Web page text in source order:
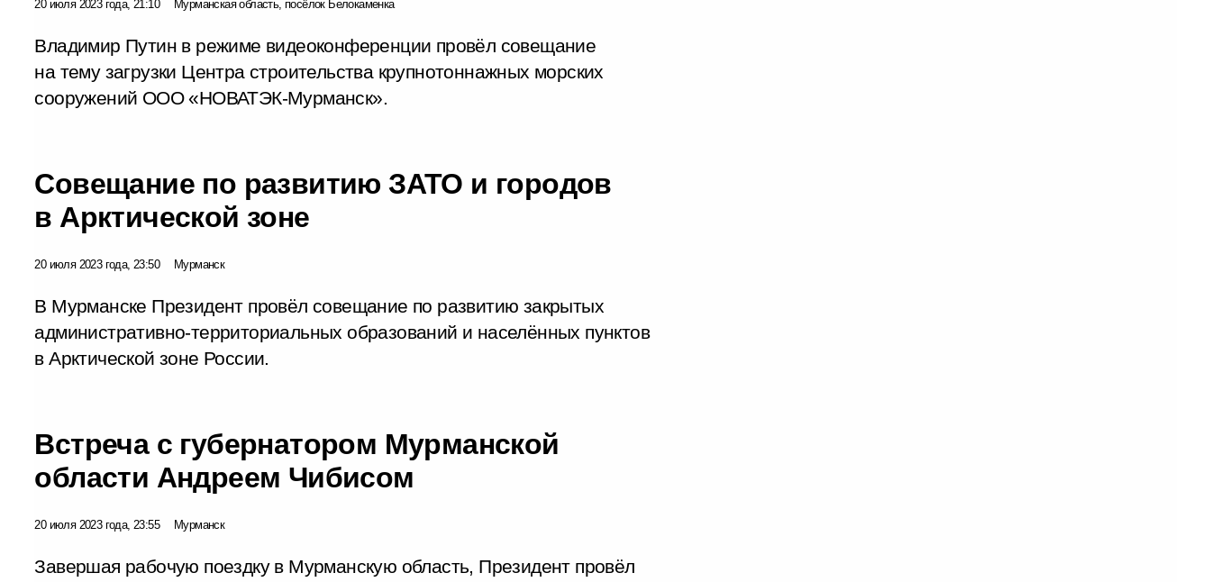
20 июля 2023 года, 21:10 Мурманская область, посёлок Белокаменка
Владимир Путин в режиме видеоконференции провёл совещание
на тему загрузки Центра строительства крупнотоннажных морских
сооружений ООО «НОВАТЭК-Мурманск».
Совещание по развитию ЗАТО и городов
в Арктической зоне
20 июля 2023 года, 23:50 Мурманск
В Мурманске Президент провёл совещание по развитию закрытых
административно-территориальных образований и населённых пунктов
в Арктической зоне России.
Встреча с губернатором Мурманской
области Андреем Чибисом
20 июля 2023 года, 23:55 Мурманск
Завершая рабочую поездку в Мурманскую область, Президент провёл